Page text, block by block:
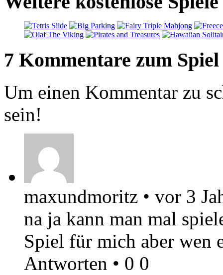
7 Kommentare zum Spiel
Um einen Kommentar zu
sein!
maxundmoritz • vor 3
na ja kann man mal
Spiel für mich aber wen
Antworten • 0 0